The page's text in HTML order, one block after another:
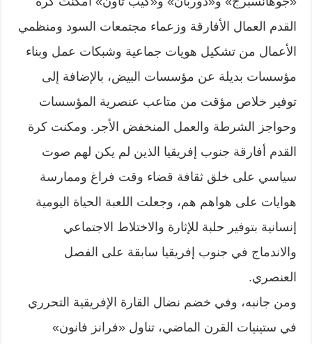
القدم العمال الأفارقة وزعماء مجتمعات السود ومنظمي
الأعمال من تشكيل هويات جماعية وشبكات عمل وبناء
مؤسسات بديلة عن مؤسسات البيض، بالإضافة إلى
توفير خلاص مؤقت من متاعب عنصرية المؤسسات
وحواجز الشرطة والعمل المنخفض الأجر. ومكنت كرة
القدم أفارقة جنوب إفريقيا الذين لم يكن لهم صوت
سياسي على خلق ثقافة قضاء وقت فراغ وممارسة
هوايات على هواهم هم، وجعلت اللعبة الحياة اليومية
إنسانية بتوفير حلبة للإثارة والاختلاط الاجتماعي
والاندماج في جنوب إفريقيا سابقة على الفصل
العنصري.
ومن جانبه، وفي خضم نضال القارة الإفريقية التحرري
في ستينيات القرن الماضي، تناول «فرانز فانون»